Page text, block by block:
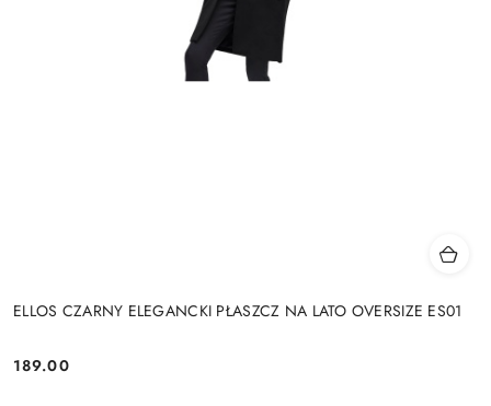
ELLOS CZARNY ELEGANCKI PŁASZCZ NA LATO OVERSIZE ES01
Cena:
189.00